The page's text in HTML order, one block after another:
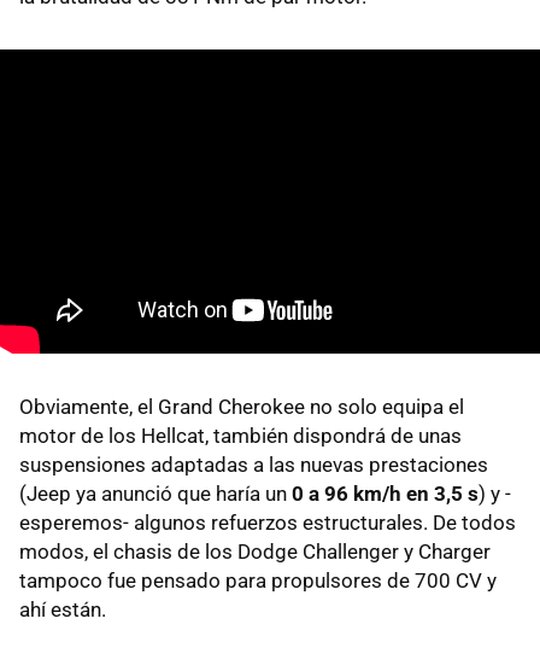
Obviamente, el Grand Cherokee no solo equipa el
motor de los Hellcat, también dispondrá de unas
suspensiones adaptadas a las nuevas prestaciones
(Jeep ya anunció que haría un 0 a 96 km/h en 3,5 s) y -
esperemos- algunos refuerzos estructurales. De todos
modos, el chasis de los Dodge Challenger y Charger
tampoco fue pensado para propulsores de 700 CV y
ahí están.